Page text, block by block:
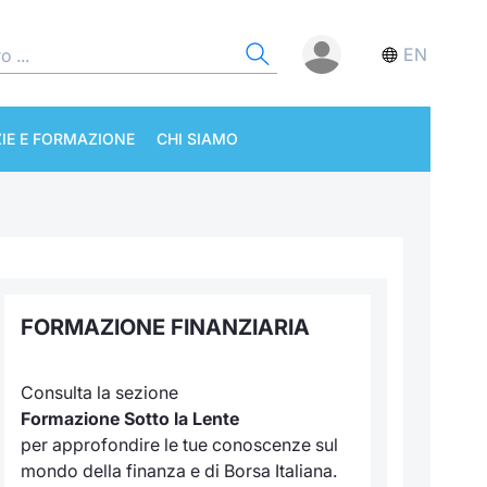
EN
E FORMAZIONE CHI SIAMO
FORMAZIONE FINANZIARIA
Consulta la sezione
Formazione Sotto la Lente
per approfondire le tue conoscenze sul
mondo della finanza e di Borsa Italiana.